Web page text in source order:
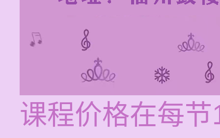
课程价格在每